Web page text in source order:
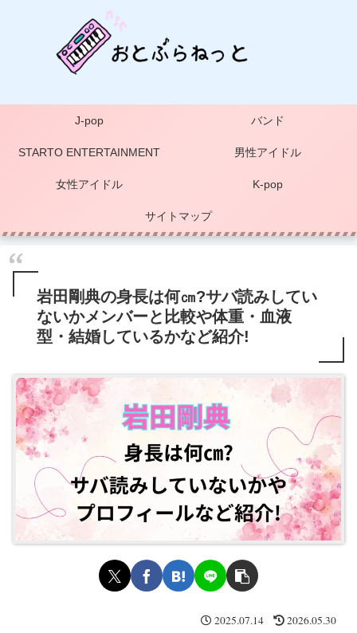
J-pop バンド
STARTO ENTERTAINMENT 男性アイドル
女性アイドル K-pop
サイトマップ
岩田剛典の身長は何㎝?サバ読みしてい
ないかメンバーと比較や体重・血液
型・結婚しているかなど紹介!
2025.07.14 2026.05.30